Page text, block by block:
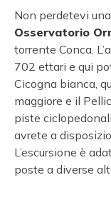
Non perdetevi
Osservatorio
torrente Conca.
702 ettari e qui
Cicogna bianca,
maggiore e il
piste
avrete a
L’escursione è
poste a diverse